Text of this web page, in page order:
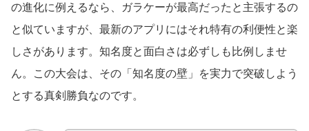
の進化に例えるなら、ガラケーが最高だったと主張するの
と似ていますが、最新のアプリにはそれ特有の利便性と楽
しさがあります。知名度と面白さは必ずしも比例しませ
ん。この大会は、その「知名度の壁」を実力で突破しよう
とする真剣勝負なのです。